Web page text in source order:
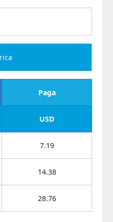
Paga
USD
7.19
14.38
28.76